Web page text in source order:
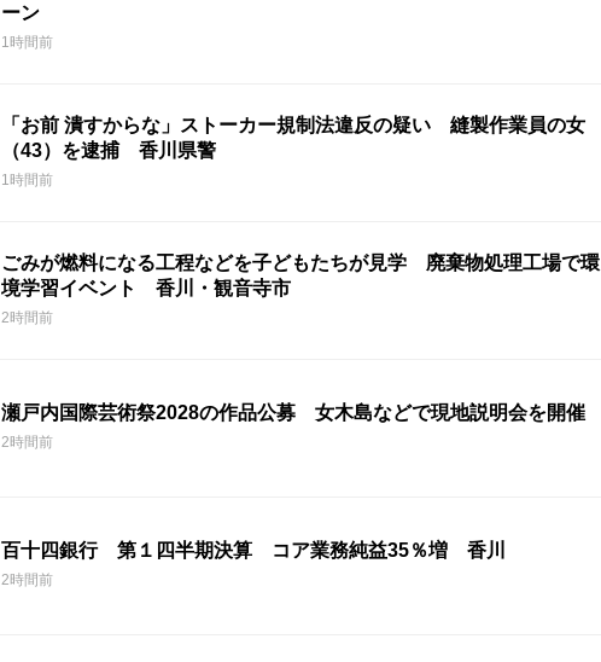
ーン
1時間前
「お前 潰すからな」ストーカー規制法違反の疑い 縫製作業員の女
（43）を逮捕 香川県警
1時間前
ごみが燃料になる工程などを子どもたちが見学 廃棄物処理工場で環
境学習イベント 香川・観音寺市
2時間前
瀬戸内国際芸術祭2028の作品公募 女木島などで現地説明会を開催
2時間前
百十四銀行 第１四半期決算 コア業務純益35％増 香川
2時間前